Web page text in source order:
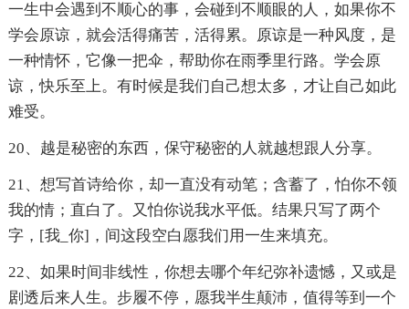
一生中会遇到不顺心的事，会碰到不顺眼的人，如果你不
学会原谅，就会活得痛苦，活得累。原谅是一种风度，是
一种情怀，它像一把伞，帮助你在雨季里行路。学会原
谅，快乐至上。有时候是我们自己想太多，才让自己如此
难受。
20、越是秘密的东西，保守秘密的人就越想跟人分享。
21、想写首诗给你，却一直没有动笔；含蓄了，怕你不领
我的情；直白了。又怕你说我水平低。结果只写了两个
字，[我_你]，间这段空白愿我们用一生来填充。
22、如果时间非线性，你想去哪个年纪弥补遗憾，又或是
剧透后来人生。步履不停，愿我半生颠沛，值得等到一个